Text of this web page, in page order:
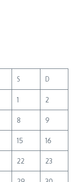
S D
1 2
8 9
15 16
22 23